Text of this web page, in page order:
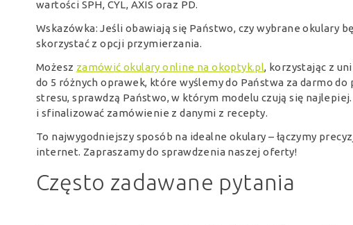
wartości SPH, CYL, AXIS oraz PD.
Wskazówka: Jeśli obawiają się Państwo, czy wybrane okulary
skorzystać z opcji przymierzania.
Możesz zamówić okulary online na okoptyk.pl, korzystając z
do 5 różnych oprawek, które wyślemy do Państwa za darmo
stresu, sprawdzą Państwo, w którym modelu czują się
i sfinalizować zamówienie z danymi z recepty.
To najwygodniejszy sposób na idealne okulary – łączymy
internet. Zapraszamy do sprawdzenia naszej oferty!
Często zadawane pytania